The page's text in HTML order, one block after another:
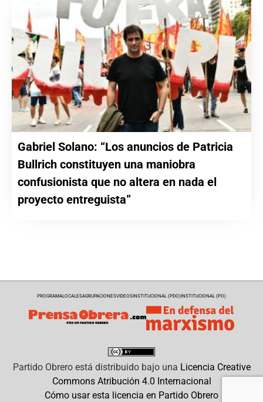
Gabriel Solano: “Los anuncios de Patricia
Bullrich constituyen una maniobra
confusionista que no altera en nada el
proyecto entreguista”
PROGRAMALOCALESAGRUPACIONESVIDEOSINSTITUCIONAL (PDO)INSTITUCIONAL (PO)
Partido Obreroestá distribuido bajo una Licencia Creative
Commons Atribución 4.0 Internacional
Cómo usar esta licencia en Partido Obrero